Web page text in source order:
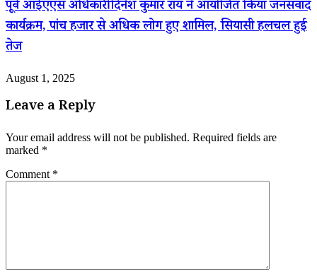
पूर्व आईएएस अधिकारी दिनेश कुमार राय ने आयोजित किया जनसंवाद
कार्यक्रम, पांच हजार से अधिक लोग हुए शामिल, सियासी हलचल हुई
तेज
August 1, 2025
Leave a Reply
Your email address will not be published. Required fields are
marked *
Comment *